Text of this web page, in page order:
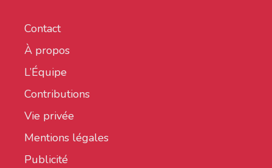
Contact
À propos
L’Équipe
Contributions
Vie privée
Mentions légales
Publicité